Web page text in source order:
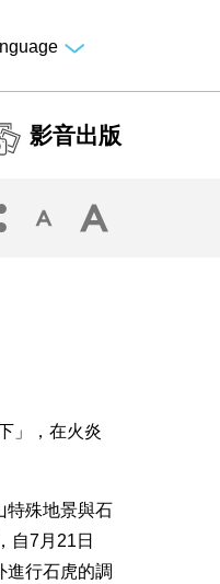
影音出版
」，在火炎
特殊地景與石
自7月21日
進行石虎的調